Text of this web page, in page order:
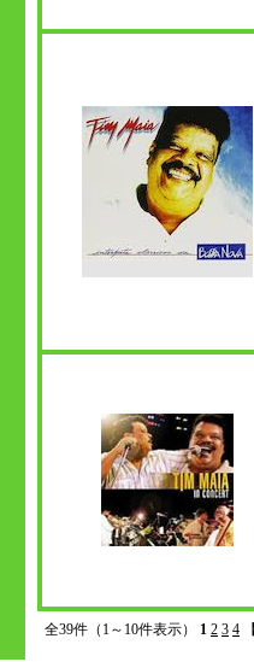
全39件（1～10件表示） 1 2 3 4